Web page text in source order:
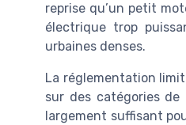
reprise qu’un petit
électrique trop
urbaines denses.
La réglementation
sur des catégories
largement suffisant